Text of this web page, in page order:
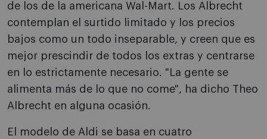
de los de la americana Wal-Mart. Los Albrecht
contemplan el surtido limitado y los precios
bajos como un todo inseparable, y creen que es
mejor prescindir de todos los extras y centrarse
en lo estrictamente necesario. "La gente se
alimenta más de lo que no come", ha dicho Theo
Albrecht en alguna ocasión.
El modelo de Aldi se basa en cuatro